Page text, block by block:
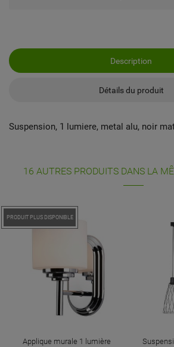
Description
Détails du produit
Suspension, 1 lumiere, metal alu, noir
16 AUTRES PRODUITS DANS LA
PROMO !
PRODUIT PLUS DISPONIBLE
Applique murale 1 lumière